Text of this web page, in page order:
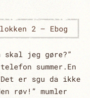
2 – Ebog
skal jeg gøre?”
summer.En
er sgu da ikke
røv!” mumler